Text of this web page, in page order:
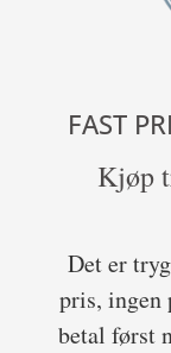
FAST
Kjøp
Det er
pris, ingen
betal først